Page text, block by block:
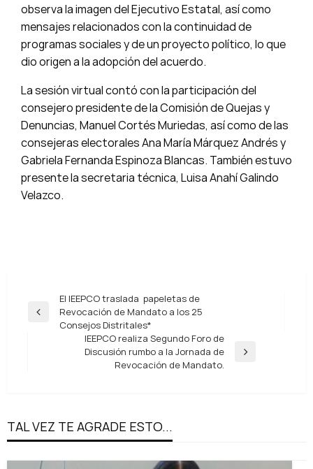
observa la imagen del Ejecutivo Estatal, así como
mensajes relacionados con la continuidad de
programas sociales y de un proyecto político, lo que
dio origen a la adopción del acuerdo.
La sesión virtual contó con la participación del
consejero presidente de la Comisión de Quejas y
Denuncias, Manuel Cortés Muriedas, así como de las
consejeras electorales Ana María Márquez Andrés y
Gabriela Fernanda Espinoza Blancas. También estuvo
presente la secretaria técnica, Luisa Anahí Galindo
Velazco.
Navegación
de
entradas
Entrada
anterior
El IEEPCO traslada papeletas de
Revocación de Mandato a los 25
Consejos Distritales*
IEEPCO realiza Segundo Foro de
Discusión rumbo a la Jornada de
Revocación de Mandato.
TAL VEZ TE AGRADE ESTO...